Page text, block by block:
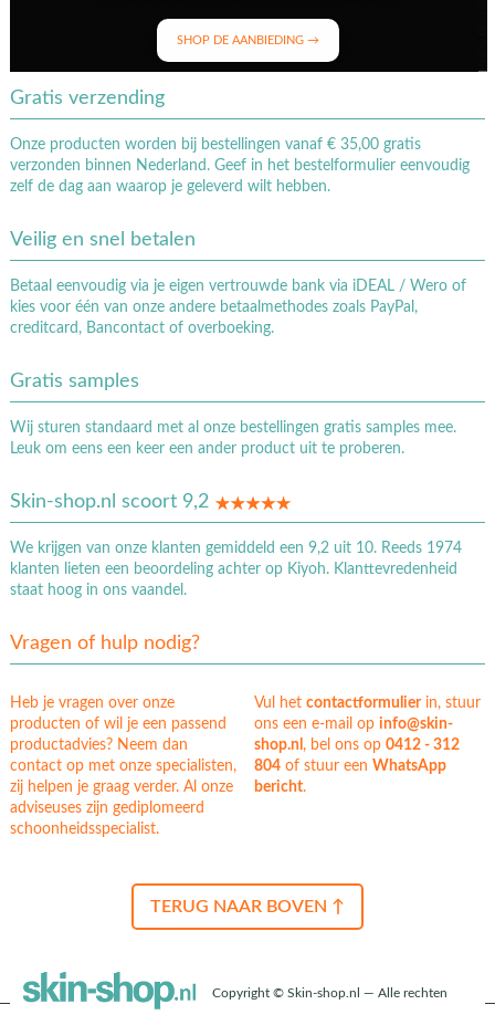
SHOP DE AANBIEDING →
Gratis verzending
Onze producten worden bij bestellingen vanaf € 35,00 gratis
verzonden binnen Nederland. Geef in het bestelformulier eenvoudig
zelf de dag aan waarop je geleverd wilt hebben.
Veilig en snel betalen
Betaal eenvoudig via je eigen vertrouwde bank via iDEAL / Wero of
kies voor één van onze andere betaalmethodes zoals PayPal,
creditcard, Bancontact of overboeking.
Gratis samples
Wij sturen standaard met al onze bestellingen gratis samples mee.
Leuk om eens een keer een ander product uit te proberen.
Skin-shop.nl scoort 9,2
We krijgen van onze klanten gemiddeld een 9,2 uit 10. Reeds 1974
klanten lieten een beoordeling achter op Kiyoh. Klanttevredenheid
staat hoog in ons vaandel.
Vragen of hulp nodig?
Heb je vragen over onze
producten of wil je een passend
productadvies? Neem dan
contact op met onze specialisten,
zij helpen je graag verder. Al onze
adviseuses zijn gediplomeerd
schoonheidsspecialist.
Vul hetcontactformulierin, stuur
ons een e-mail op info@skin-
shop.nl, bel ons op0412 - 312
804 of stuur eenWhatsApp
bericht.
TERUG NAAR BOVEN ↑
Copyright © Skin-shop.nl — Alle rechten